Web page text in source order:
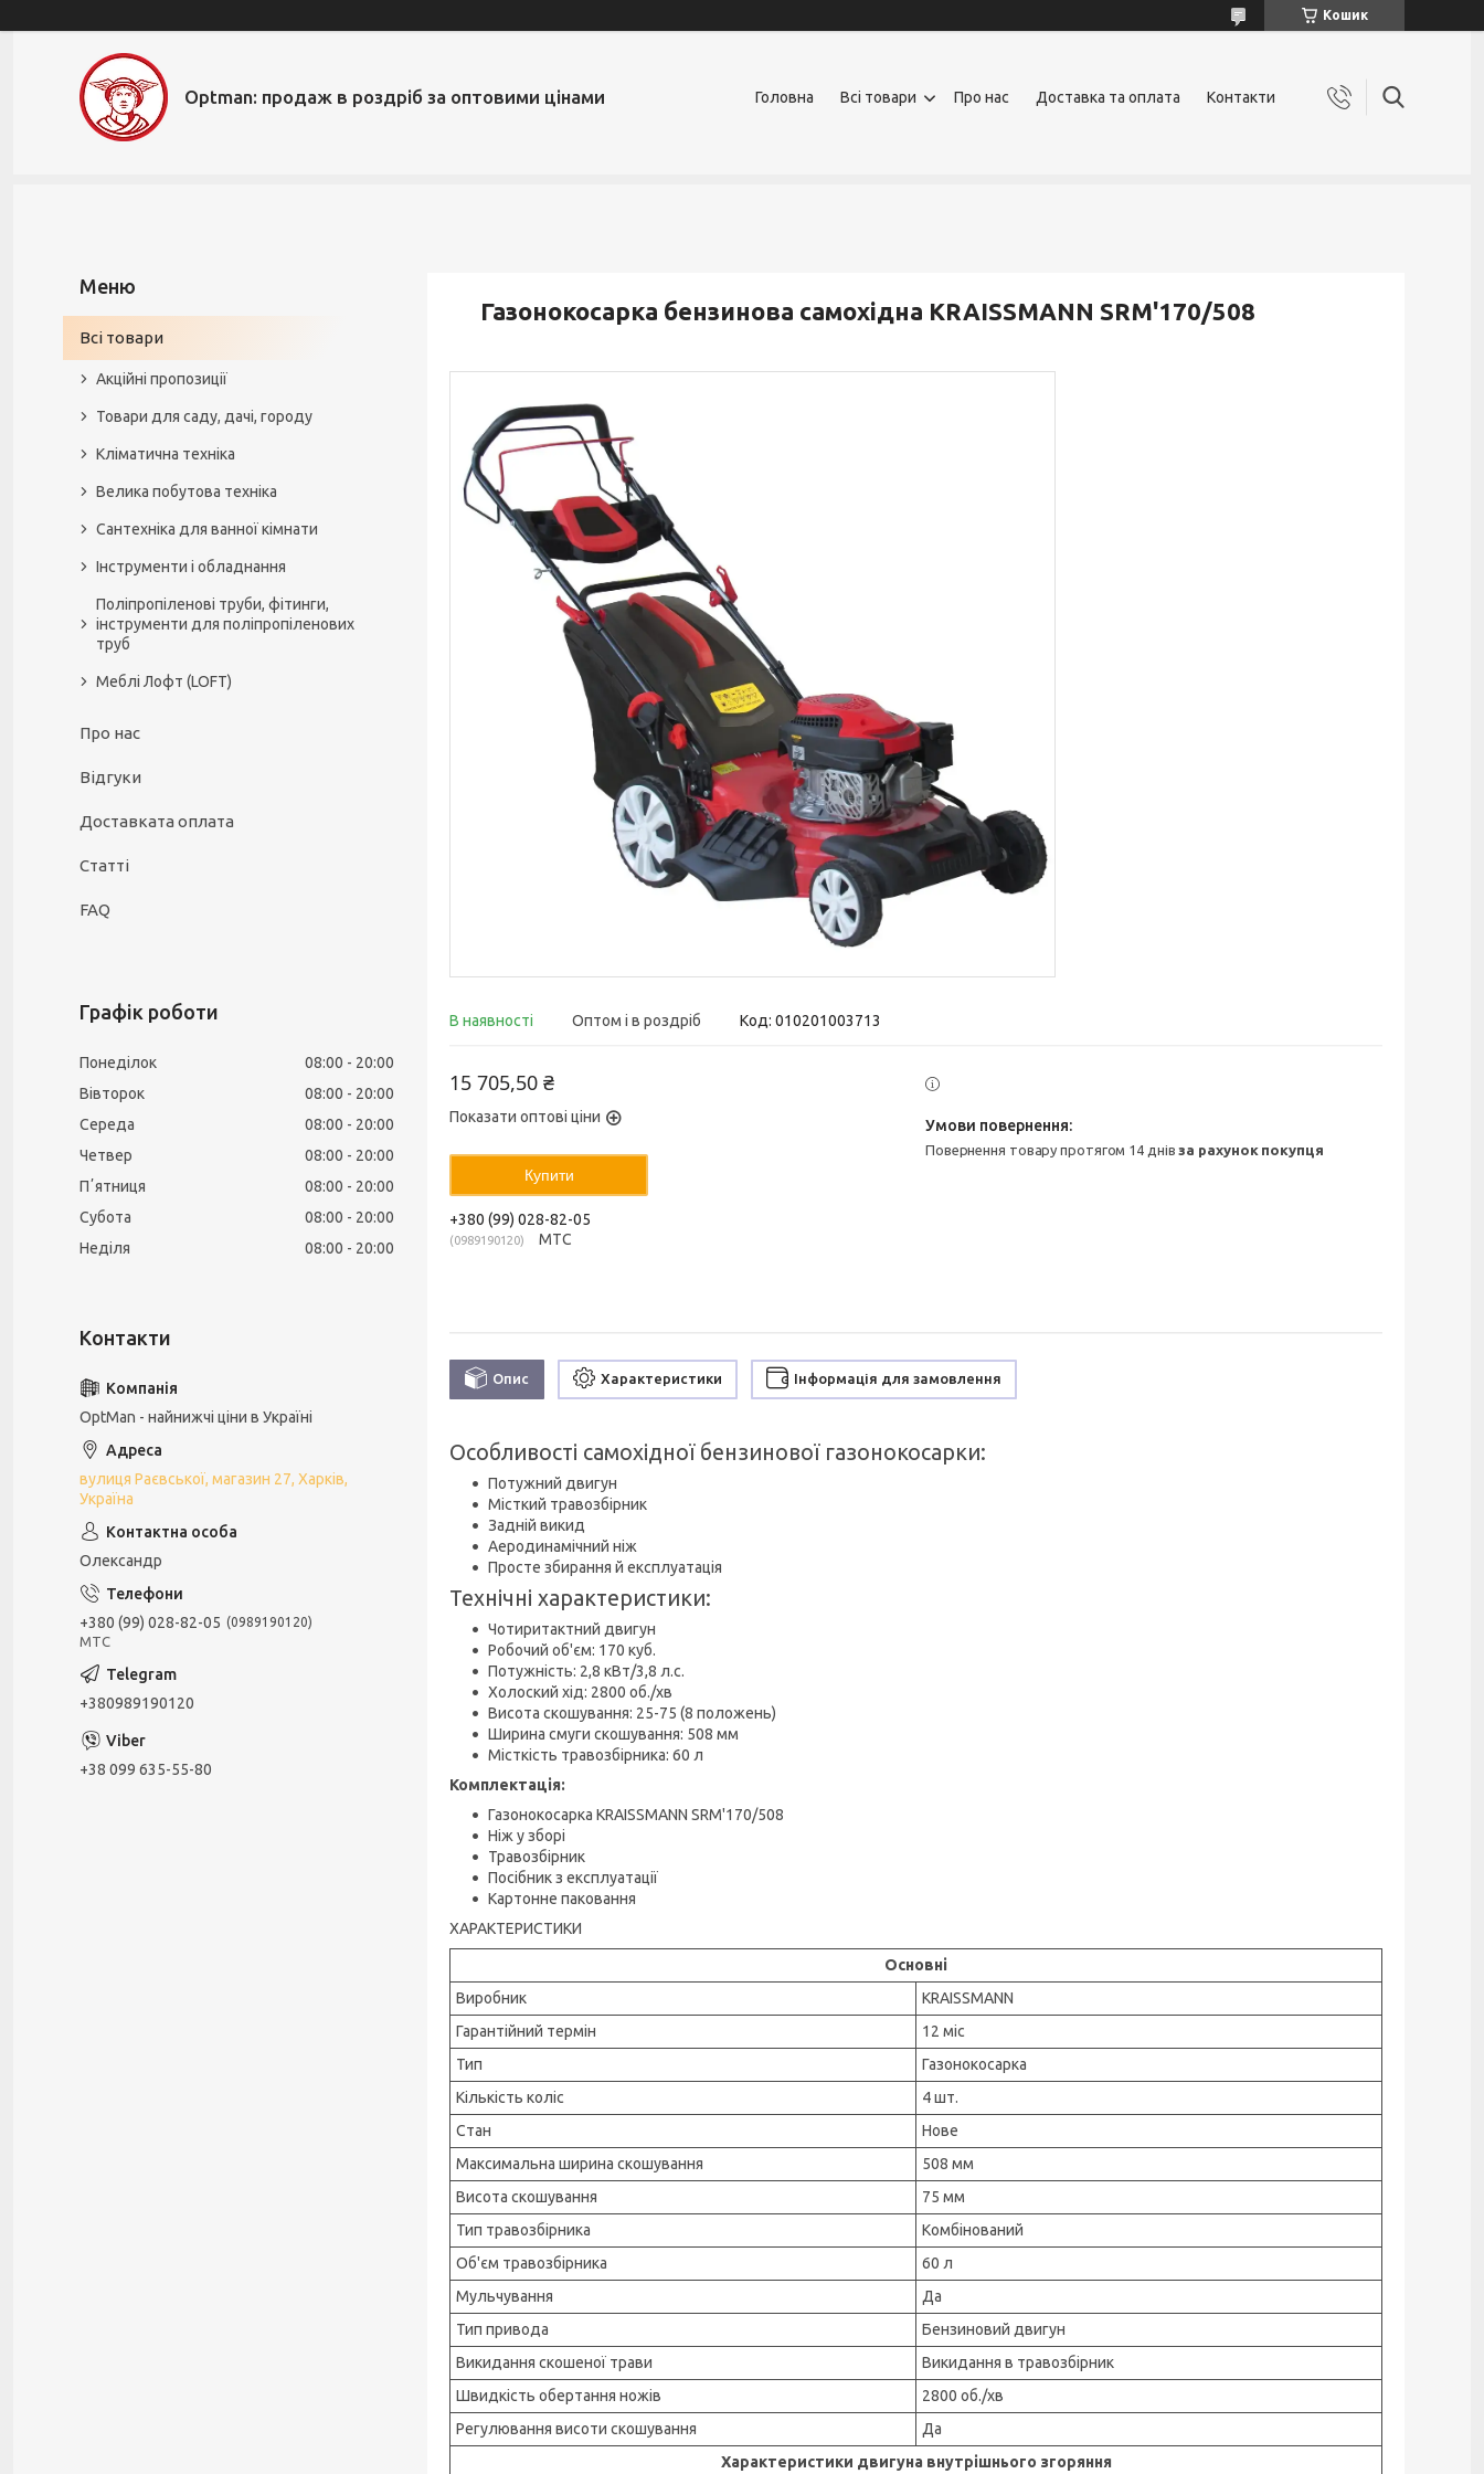
Кошик
Optman: продаж в роздріб за оптовими цінами Головна Всі товари Про нас Доставка та оплата Контакти
Газонокосарка бензинова самохідна KRAISSMANN SRM'170/508
В наявності Оптом і в роздріб Код: 010201003713
15 705,50 ₴
Показати оптові ціни
Купити
+380 (99) 028-82-05
0989190120 МТС
повернення товару протягом 14 днівза рахунок покупця
Опис Характеристики Інформація для замовлення
Особливості самохідної бензинової газонокосарки:
Потужний двигун
Місткий травозбірник
Задній викид
Аеродинамічний ніж
Просте збирання й експлуатація
Технічні характеристики:
Чотиритактний двигун
Робочий об'єм: 170 куб.
Потужність: 2,8 кВт/3,8 л.с.
Холоский хід: 2800 об./хв
Висота скошування: 25-75 (8 положень)
Ширина смуги скошування: 508 мм
Місткість травозбірника: 60 л
Комплектація:
Газонокосарка KRAISSMANN SRM'170/508
Ніж у зборі
Травозбірник
Посібник з експлуатації
Картонне паковання
ХАРАКТЕРИСТИКИ
Основні
Виробник
KRAISSMANN
Гарантійний термін
12 міс
Тип
Газонокосарка
Кількість коліс
4 шт.
Стан
Нове
Максимальна ширина скошування
508 мм
Висота скошування
75 мм
Тип травозбірника
Комбінований
Об'єм травозбірника
60 л
Мульчування
Да
Тип привода
Бензиновий двигун
Викидання скошеної трави
Викидання в травозбірник
Швидкість обертання ножів
2800 об./хв
Регулювання висоти скошування
Да
Характеристики двигуна внутрішнього згоряння
Всі товари
Акційні пропозиції
Товари для саду, дачі, городу
Кліматична техніка
Велика побутова техніка
Сантехніка для ванної кімнати
Інструменти і обладнання
Поліпропіленові труби, фітинги,
інструменти для поліпропіленових
труб
Меблі Лофт (LOFT)
Про нас
Відгуки
Доставката оплата
Статті
FAQ
Графік роботи
Понеділок 08:00
20:00
Вівторок
08:00
20:00
Середа
08:00
20:00
Четвер
08:00
20:00
Пʼятниця
08:00
20:00
Субота
08:00
20:00
Неділя
08:00 20:00
OptMan - найнижчі ціни в Україні
вулиця Раєвської, магазин 27, Харків,
Україна
Олександр
+380 (99) 028-82-05 0989190120
МТС
+380989190120
+38 099 635-55-80